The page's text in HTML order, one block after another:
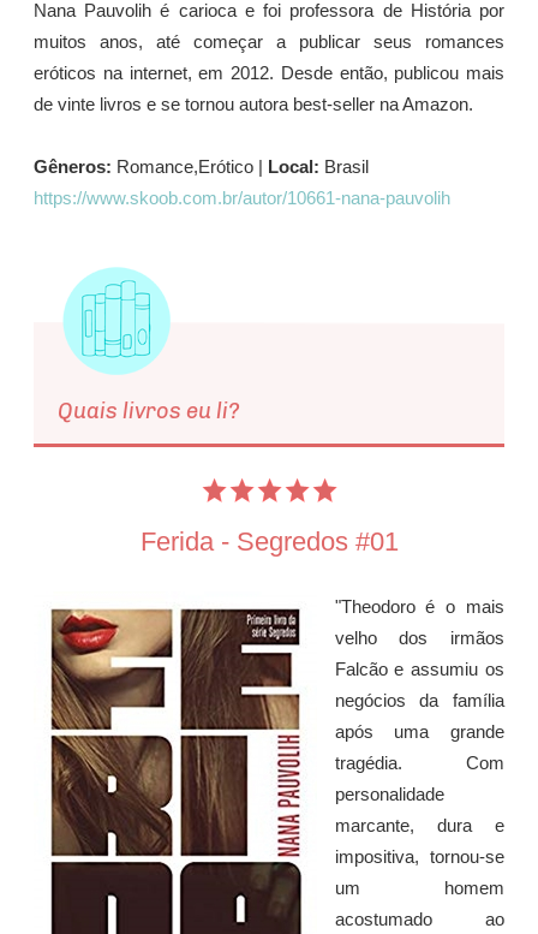
Nana Pauvolih é carioca e foi professora de História por
muitos anos, até começar a publicar seus romances
eróticos na internet, em 2012. Desde então, publicou mais
de vinte livros e se tornou autora best-seller na Amazon.
Gêneros: Romance,Erótico | Local: Brasil
https://www.skoob.com.br/autor/10661-nana-pauvolih
Quais livros eu li?
Ferida - Segredos #01
"Theodoro é o mais
velho dos irmãos
Falcão e assumiu os
negócios da família
após uma grande
tragédia. Com
personalidade
marcante, dura e
impositiva, tornou-se
um homem
acostumado ao